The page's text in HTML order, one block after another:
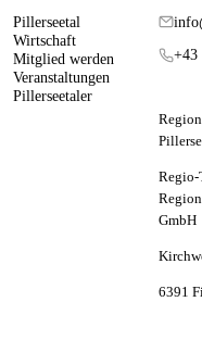
Pillerseetal
Wirtschaft
Mitglied werden
Veranstaltungen
Pillerseetaler
+43
Regio-
GmbH
6391